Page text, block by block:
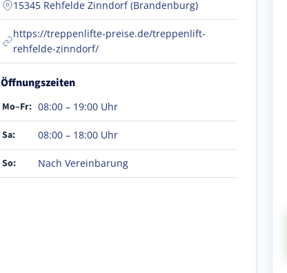
15345 Rehfelde Zinndorf (Brandenburg)
https://treppenlifte-preise.de/treppenlift-
rehfelde-zinndorf/
Öffnungszeiten
Mo–Fr: 08:00 – 19:00 Uhr
Sa: 08:00 – 18:00 Uhr
So: Nach Vereinbarung